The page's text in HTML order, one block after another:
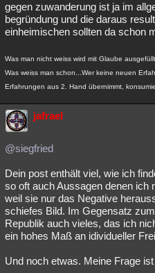
gegen zuwanderung ist ja im
begründung und die daraus
einheimischen sollten da schon
Was man nicht weiss wird mit Glaube ausgefüllt.
Was weiss man schon...Wer keine neuen
Erfahrungen aus 2. Hand übernimmt,
jafrael
@siegfried
Dein post enthält viel, wie ich
so oft auch Aussagen denen ich
weil sie nur das Negative
schiefes Bild. Im Gegensatz
Republik auch vieles, das ich
ein hohes Maß an idividueller
Und noch etwas. Meine Frage